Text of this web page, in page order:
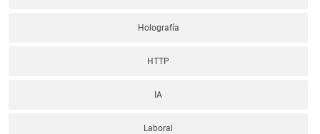
Holografía
HTTP
IA
Laboral